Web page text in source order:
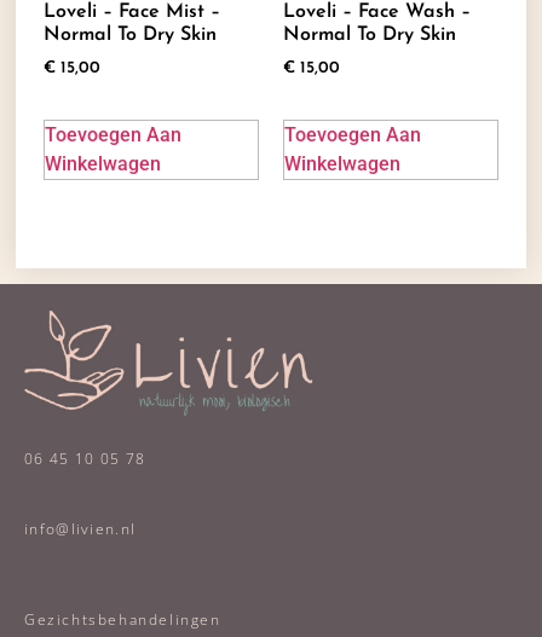
Loveli – Face Mist –
Normal To Dry Skin
€ 15,00
Toevoegen Aan
Winkelwagen
Loveli – Face Wash –
Normal To Dry Skin
€ 15,00
Toevoegen Aan
Winkelwagen
06 45 10 05 78
info@livien.nl
Gezichtsbehandelingen